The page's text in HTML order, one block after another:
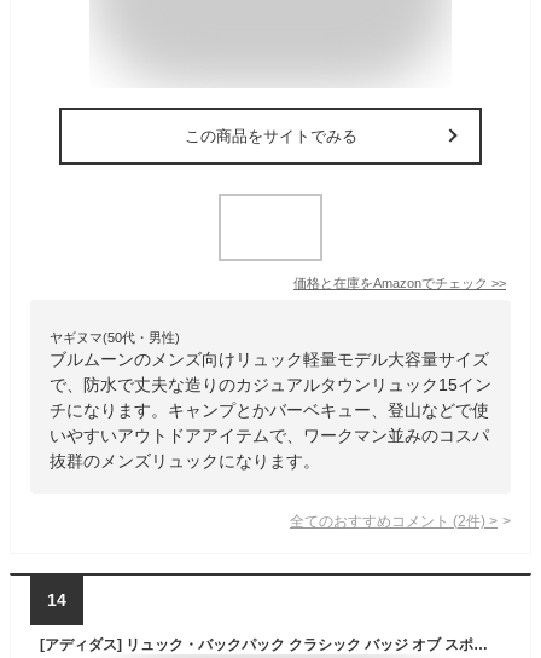
この商品をサイトでみる
価格と在庫をAmazonでチェック >>
ヤギヌマ(50代・男性)
ブルムーンのメンズ向けリュック軽量モデル大容量サイズ
で、防水で丈夫な造りのカジュアルタウンリュック15イン
チになります。キャンプとかバーベキュー、登山などで使
いやすいアウトドアアイテムで、ワークマン並みのコスパ
抜群のメンズリュックになります。
全てのおすすめコメント (2件) >
14
[アディダス] リュック・バックパック クラシック バッジ オブ スポーツ バックパック L9583 ブラック/ホワイト(HG0349) Free Size